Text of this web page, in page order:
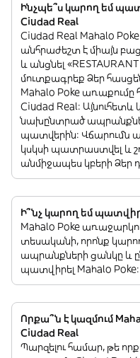
Ինչպե՞ս կարող եմ
Ciudad Real
Ciudad Real Mahalo
անհրաժեշտ է միայն
և անցնել
մուտքագրեք Ձեր
Mahalo Poke
Ciudad Real: Այնուհետև
նախընտրած
պատվերին: Վճարումն
կսկսի պատրաստվել և
անմիջապես կբերի Ձեր
Ի՞նչ կարող եմ
Mahalo Poke
տեսականի, որոնք
ապրանքների ցանկը և
պատվիրել Mahalo Poke:
Որքա՞ն է կազմում
Ciudad Real
Պարզելու համար, թե